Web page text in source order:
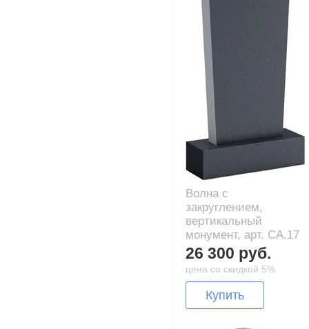
Волна с
закруглением,
вертикальный
монумент, арт. CA.17
26 300 руб.
цена со скидкой 5%
Купить